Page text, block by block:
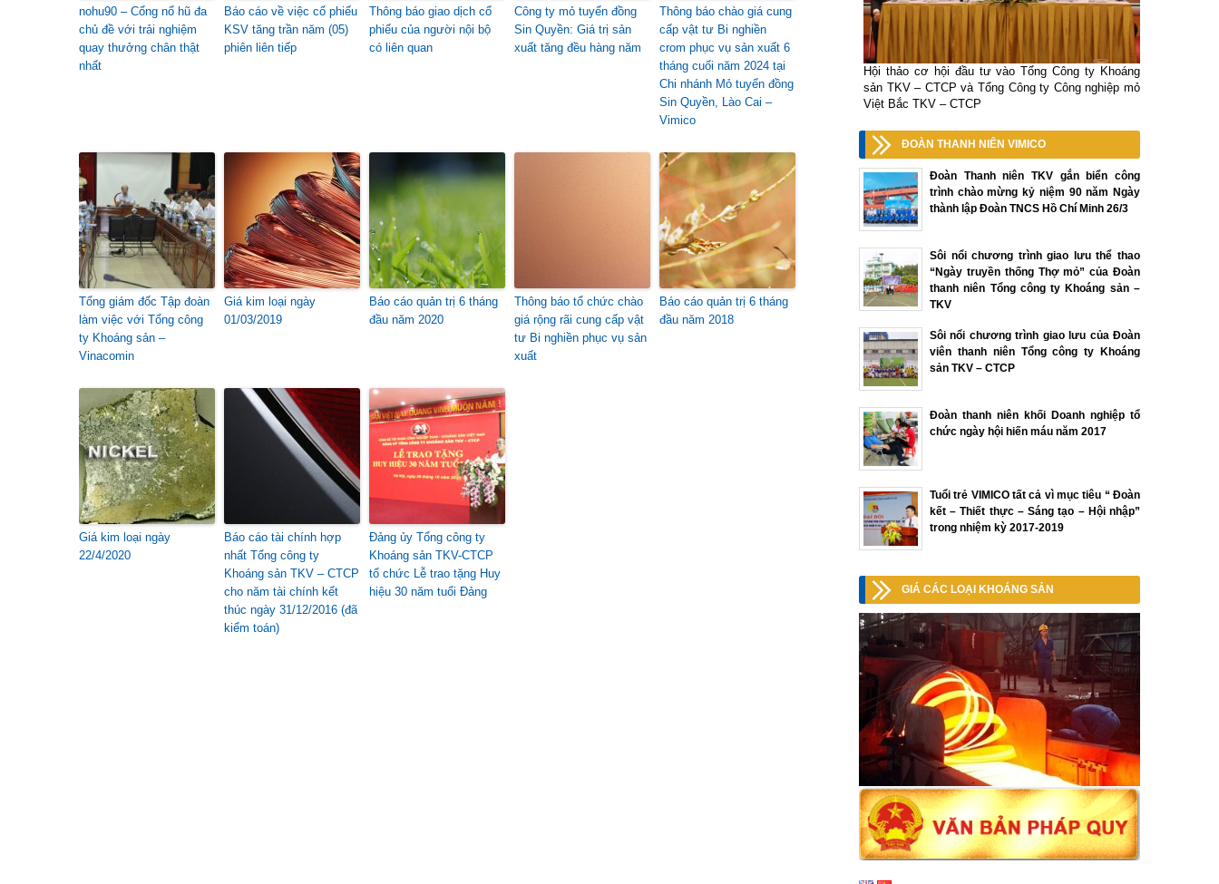
nohu90 – Cổng nổ hũ đa
chủ đề với trải nghiệm
quay thưởng chân thật
nhất
Báo cáo về việc cổ phiếu
KSV tăng trần năm (05)
phiên liên tiếp
Thông báo giao dịch cổ
phiếu của người nội bộ
có liên quan
Công ty mỏ tuyển đồng
Sin Quyền: Giá trị sản
xuất tăng đều hàng năm
Thông báo chào giá cung
cấp vật tư Bi nghiền
crom phục vụ sản xuất 6
tháng cuối năm 2024 tại
Chi nhánh Mỏ tuyển đồng
Sin Quyền, Lào Cai –
Vimico
Tổng giám đốc Tập đoàn
làm việc với Tổng công
ty Khoáng sản –
Vinacomin
Giá kim loại ngày
01/03/2019
Báo cáo quản trị 6 tháng
đầu năm 2020
Thông báo tổ chức chào
giá rộng rãi cung cấp vật
tư Bi nghiền phục vụ sản
xuất
Báo cáo quản trị 6 tháng
đầu năm 2018
Giá kim loại ngày
22/4/2020
Báo cáo tài chính hợp
nhất Tổng công ty
Khoáng sản TKV – CTCP
cho năm tài chính kết
thúc ngày 31/12/2016 (đã
kiểm toán)
Đảng ủy Tổng công ty
Khoáng sản TKV-CTCP
tổ chức Lễ trao tặng Huy
hiệu 30 năm tuổi Đảng
Hội thảo cơ hội đầu tư vào Tổng Công ty Khoáng
sản TKV – CTCP và Tổng Công ty Công nghiệp mỏ
Việt Bắc TKV – CTCP
ĐOÀN THANH NIÊN VIMICO
Đoàn Thanh niên TKV gắn biển công
trình chào mừng kỷ niệm 90 năm Ngày
thành lập Đoàn TNCS Hồ Chí Minh 26/3
Sôi nổi chương trình giao lưu thể thao
“Ngày truyền thống Thợ mỏ” của Đoàn
thanh niên Tổng công ty Khoáng sản –
TKV
Sôi nổi chương trình giao lưu của Đoàn
viên thanh niên Tổng công ty Khoáng
sản TKV – CTCP
Đoàn thanh niên khối Doanh nghiệp tổ
chức ngày hội hiến máu năm 2017
Tuổi trẻ VIMICO tất cả vì mục tiêu “ Đoàn
kết – Thiết thực – Sáng tạo – Hội nhập”
trong nhiệm kỳ 2017-2019
GIÁ CÁC LOẠI KHOÁNG SẢN